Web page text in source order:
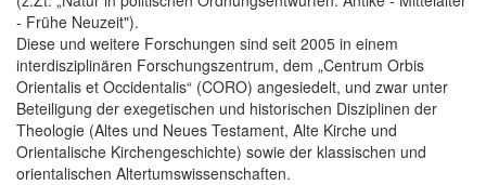
- Frühe Neuzeit").
Diese und weitere Forschungen sind seit 2005 in einem
interdisziplinären Forschungszentrum, dem „Centrum Orbis
Orientalis et Occidentalis“ (CORO) angesiedelt, und zwar unter
Beteiligung der exegetischen und historischen Disziplinen der
Theologie (Altes und Neues Testament, Alte Kirche und
Orientalische Kirchengeschichte) sowie der klassischen und
orientalischen Altertumswissenschaften.